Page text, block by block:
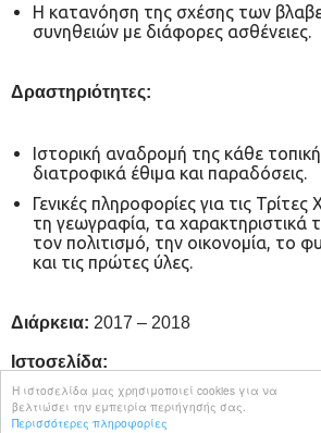
Η ιστοσελίδα μας χρησιμοποιεί cookies για να
βελτιώσει την εμπειρία περιήγησής σας.
Περισσότερες πληροφορίες
Η κατανόηση της σχέσης των
συνηθειών με διάφορες ασθένειες.
Δραστηριότητες:
Iστορική αναδρομή της κάθε
διατροφικά έθιμα και παραδόσεις.
Γενικές πληροφορίες για τις
τη γεωγραφία, τα χαρακτηριστικά
τον πολιτισμό, την οικονομία, το
και τις πρώτες ύλες.
Διάρκεια: 2017 – 2018
Ιστοσελίδα:
https://www.sigmatv.com/shows/